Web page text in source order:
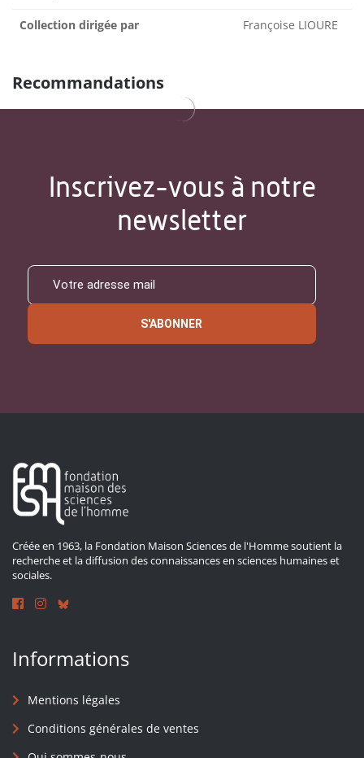
Collection dirigée par Françoise LIOURE
Recommandations
Inscrivez-vous à notre
newsletter
S'ABONNER
Créée en 1963, la Fondation Maison Sciences de l'Homme soutient la
recherche et la diffusion des connaissances en sciences humaines et
sociales.
Informations
Mentions légales
Conditions générales de ventes